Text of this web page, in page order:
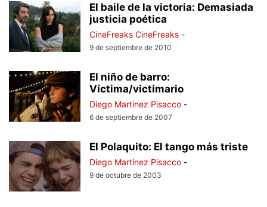
El baile de la victoria: Demasiada
justicia poética
CineFreaks CineFreaks -
9 de septiembre de 2010
El niño de barro:
Víctima/victimario
Diego Martinez Pisacco -
6 de septiembre de 2007
El Polaquito: El tango más triste
Diego Martinez Pisacco -
9 de octubre de 2003